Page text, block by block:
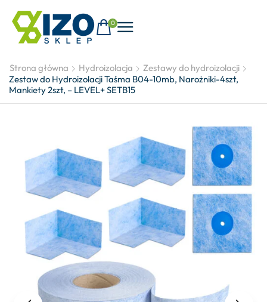
0
Strona główna Hydroizolacja
Zestawy do hydroizolacji
Zestaw do Hydroizolacji Taśma B04-10mb, Narożniki-4szt,
Mankiety 2szt, – LEVEL+ SETB15